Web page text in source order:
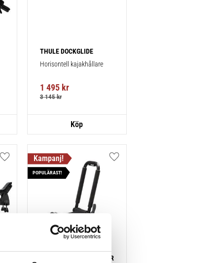
THULE DOCKGLIDE
Horisontell kajakhållare
1 495kr
3 145kr
Lägg till i favoriter
THULE HULL-A-PORT XTR
POPULÄRAST!
Lägg till i favoriter